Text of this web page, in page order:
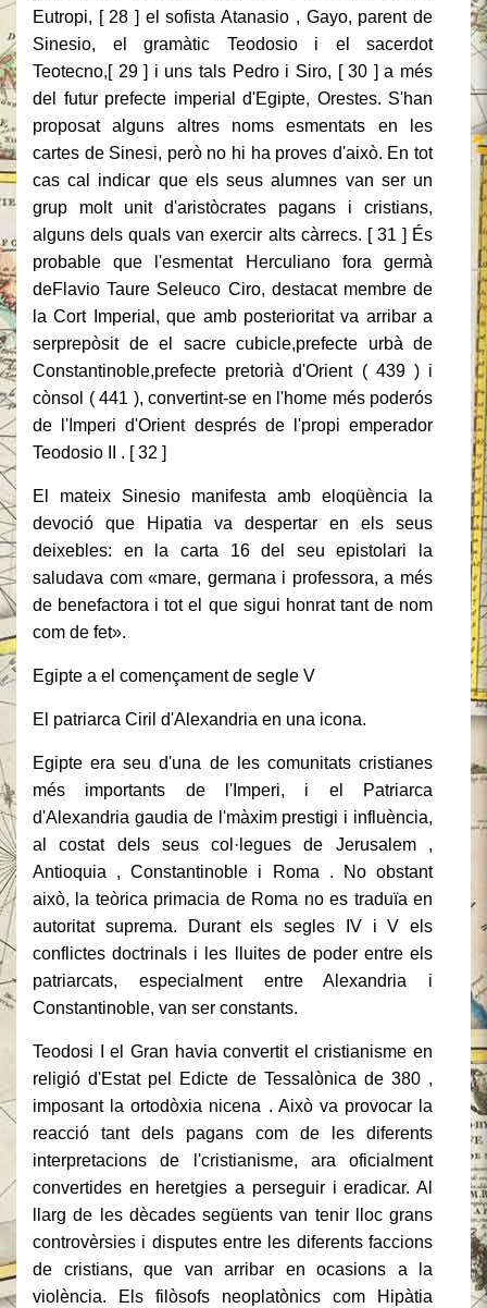
Eutropi, [ 28 ] el sofista Atanasio , Gayo, parent de
Sinesio, el gramàtic Teodosio i el sacerdot
Teotecno,[ 29 ] i uns tals Pedro i Siro, [ 30 ] a més
del futur prefecte imperial d'Egipte, Orestes. S'han
proposat alguns altres noms esmentats en les
cartes de Sinesi, però no hi ha proves d'això. En tot
cas cal indicar que els seus alumnes van ser un
grup molt unit d'aristòcrates pagans i cristians,
alguns dels quals van exercir alts càrrecs. [ 31 ] És
probable que l'esmentat Herculiano fora germà
deFlavio Taure Seleuco Ciro, destacat membre de
la Cort Imperial, que amb posterioritat va arribar a
serprepòsit de el sacre cubicle,prefecte urbà de
Constantinoble,prefecte pretorià d'Orient ( 439 ) i
cònsol ( 441 ), convertint-se en l'home més poderós
de l'Imperi d'Orient després de l'propi emperador
Teodosio II . [ 32 ]
El mateix Sinesio manifesta amb eloqüència la
devoció que Hipatia va despertar en els seus
deixebles: en la carta 16 del seu epistolari la
saludava com «mare, germana i professora, a més
de benefactora i tot el que sigui honrat tant de nom
com de fet».
Egipte a el començament de segle V
El patriarca Ciril d'Alexandria en una icona.
Egipte era seu d'una de les comunitats cristianes
més importants de l'Imperi, i el Patriarca
d'Alexandria gaudia de l'màxim prestigi i influència,
al costat dels seus col·legues de Jerusalem ,
Antioquia , Constantinoble i Roma . No obstant
això, la teòrica primacia de Roma no es traduïa en
autoritat suprema. Durant els segles IV i V els
conflictes doctrinals i les lluites de poder entre els
patriarcats, especialment entre Alexandria i
Constantinoble, van ser constants.
Teodosi I el Gran havia convertit el cristianisme en
religió d'Estat pel Edicte de Tessalònica de 380 ,
imposant la ortodòxia nicena . Això va provocar la
reacció tant dels pagans com de les diferents
interpretacions de l'cristianisme, ara oficialment
convertides en heretgies a perseguir i eradicar. Al
llarg de les dècades següents van tenir lloc grans
controvèrsies i disputes entre les diferents faccions
de cristians, que van arribar en ocasions a la
violència. Els filòsofs neoplatònics com Hipàtia